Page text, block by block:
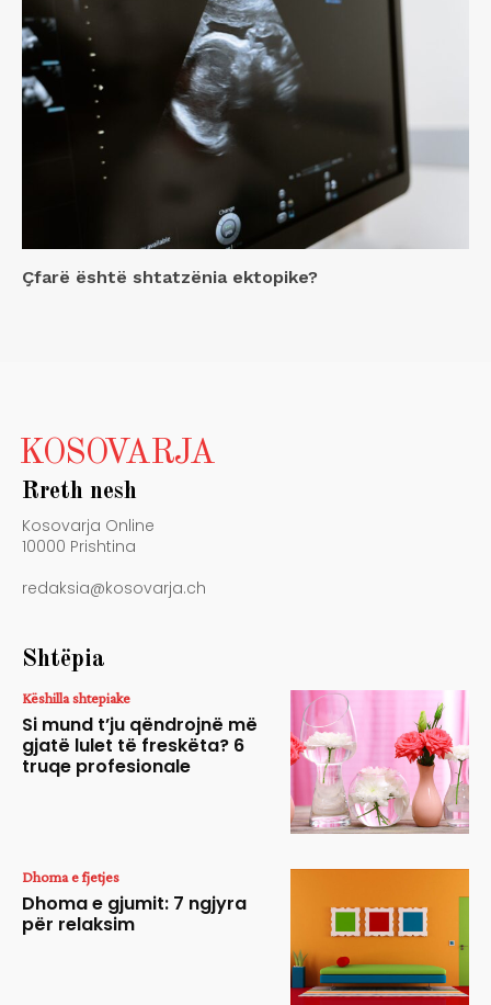
Çfarë është shtatzënia ektopike?
KOSOVARJA
Rreth nesh
Kosovarja Online
10000 Prishtina
redaksia@kosovarja.ch
Shtëpia
Këshilla shtepiake
Si mund t’ju qëndrojnë më
gjatë lulet të freskëta? 6
truqe profesionale
Dhoma e fjetjes
Dhoma e gjumit: 7 ngjyra
për relaksim